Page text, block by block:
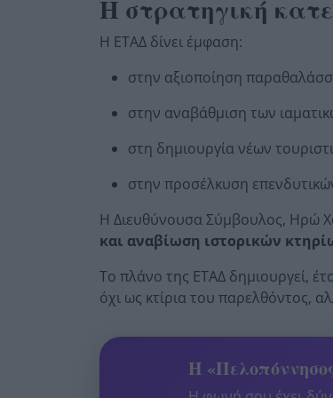
Η στρατηγική
Η ΕΤΑΔ δίνει έμφαση:
στην αξιοποίηση
στην αναβάθμιση των
στη δημιουργία νέων
στην προσέλκυση
Η Διευθύνουσα Σύμβουλος, Ηρώ
και αναβίωση ιστορικών
Το πλάνο της ΕΤΑΔ δημιουργεί,
όχι ως κτίρια του παρελθόντος,
Η